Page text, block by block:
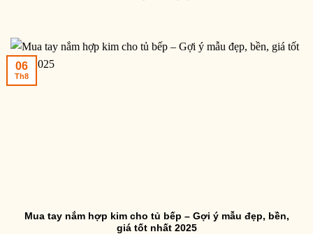
Mua tay nắm hợp kim cho tủ bếp – Gợi ý mẫu đẹp, bền,
giá tốt nhất 2025
06
Th8